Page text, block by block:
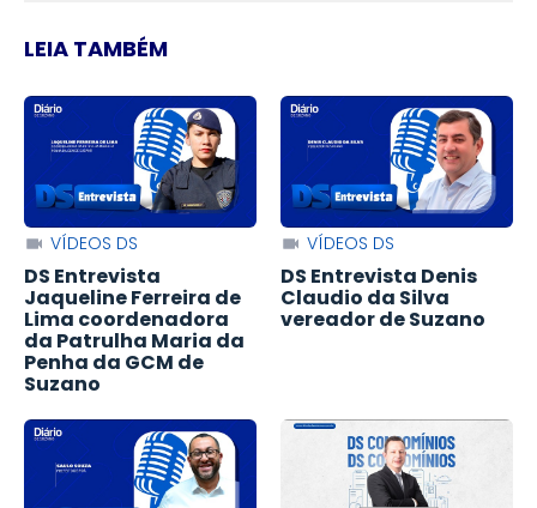
LEIA TAMBÉM
VÍDEOS DS
DS Entrevista
Jaqueline Ferreira de
Lima coordenadora
da Patrulha Maria da
Penha da GCM de
Suzano
VÍDEOS DS
DS Entrevista Denis
Claudio da Silva
vereador de Suzano